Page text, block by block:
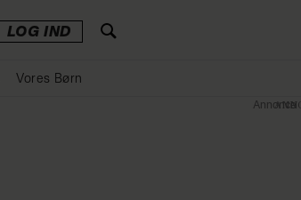
LOG IND
Vores Børn
Annonce